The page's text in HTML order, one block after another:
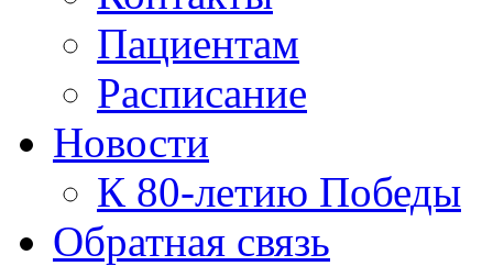
Пациентам
Расписание
Новости
К 80-летию Победы
Обратная связь